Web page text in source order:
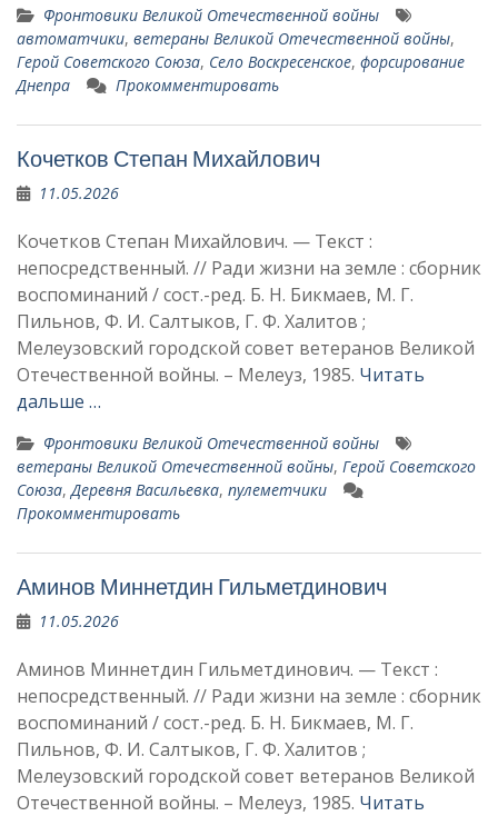
Фронтовики Великой Отечественной войны
автоматчики, ветераны Великой Отечественной войны,
Герой Советского Союза, Село Воскресенское, форсирование
Днепра
Прокомментировать
Кочетков Степан Михайлович
11.05.2026
Кочетков Степан Михайлович. — Текст :
непосредственный. // Ради жизни на земле : сборник
воспоминаний / сост.-ред. Б. Н. Бикмаев, М. Г.
Пильнов, Ф. И. Салтыков, Г. Ф. Халитов ;
Мелеузовский городской совет ветеранов Великой
Отечественной войны. – Мелеуз, 1985. Читать
дальше …
Фронтовики Великой Отечественной войны
ветераны Великой Отечественной войны, Герой Советского
Союза,Деревня Васильевка, пулеметчики
Прокомментировать
Аминов Миннетдин Гильметдинович
11.05.2026
Аминов Миннетдин Гильметдинович. — Текст :
непосредственный. // Ради жизни на земле : сборник
воспоминаний / сост.-ред. Б. Н. Бикмаев, М. Г.
Пильнов, Ф. И. Салтыков, Г. Ф. Халитов ;
Мелеузовский городской совет ветеранов Великой
Отечественной войны. – Мелеуз, 1985. Читать